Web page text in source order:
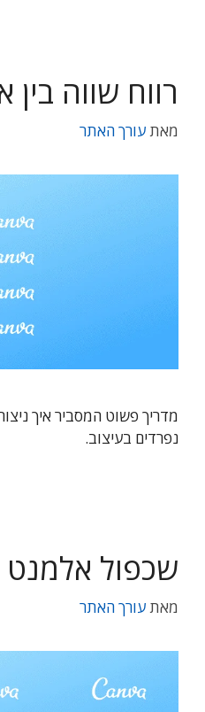
רווח שווה
מאתעורך האתר
מדריך פשוט המסביר איך
נפרדים בעיצוב.
שכפול אלמנט
מאתעורך האתר